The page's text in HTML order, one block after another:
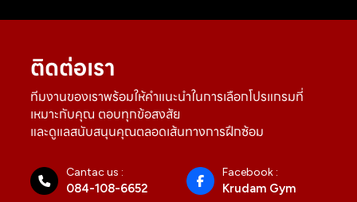
ติดต่อเรา
ทีมงานของเราพร้อมให้คำแนะนำในการเลือกโปรแกรมที่
เหมาะกับคุณ ตอบทุกข้อสงสัย
และดูแลสนับสนุนคุณตลอดเส้นทางการฝึกซ้อม
Cantac us :
084-108-6652
Facebook :
Krudam Gym